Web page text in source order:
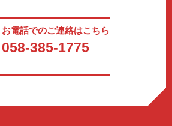
問い合わせに対応・管理するため
おけるサービスの提供・運用のため
お電話でのご連絡はこちら
058-385-1775